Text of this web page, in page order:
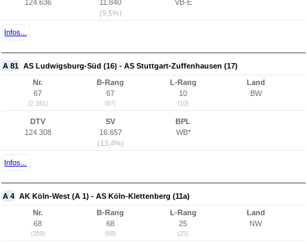
124.636
11.840
(9,5%)
VB-E
Infos...
A 81 AS Ludwigsburg-Süd (16) - AS Stuttgart-Zuffenhausen (17)
Nr.
67
(2.161)
B-Rang
67
(67)
L-Rang
10
(10)
Land
BW
DTV
124.308
SV
16.657
(13,4%)
BPL
WB*
Infos...
A 4 AK Köln-West (A 1) - AS Köln-Klettenberg (11a)
Nr.
68
(359)
B-Rang
68
(68)
L-Rang
25
(25)
Land
NW